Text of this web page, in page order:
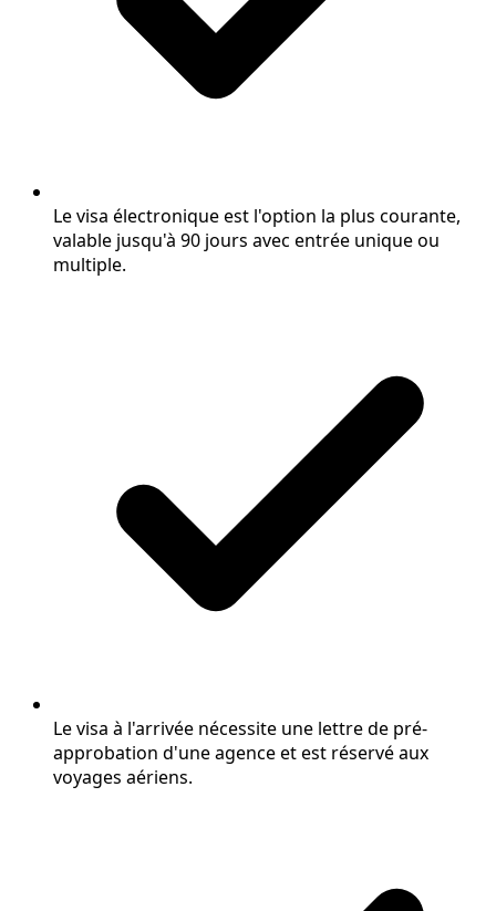
Le visa électronique est l'option la plus courante,
valable jusqu'à 90 jours avec entrée unique ou
multiple.
Le visa à l'arrivée nécessite une lettre de pré-
approbation d'une agence et est réservé aux
voyages aériens.